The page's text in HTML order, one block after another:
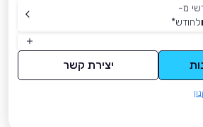
מ-
לחודש*
יצירת קשר